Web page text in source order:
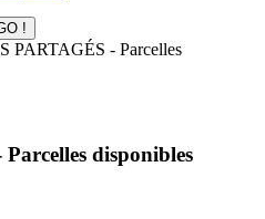
PARTAGÉS - Parcelles
disponibles